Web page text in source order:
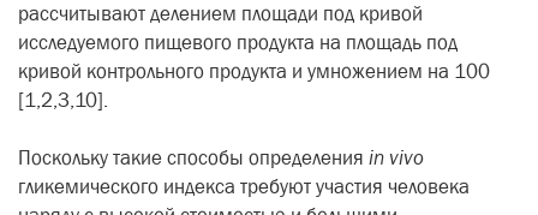
рассчитывают делением площади под кривой
исследуемого пищевого продукта на площадь под
кривой контрольного продукта и умножением на 100
[1,2,3,10].
Поскольку такие способы определения in vivo
гликемического индекса требуют участия человека